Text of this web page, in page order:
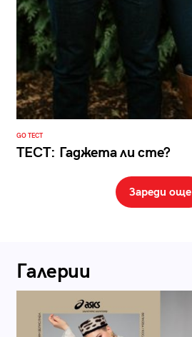
GO ТЕСТ
ТЕСТ: Гаджета ли сте?
Зареди още
Галерии